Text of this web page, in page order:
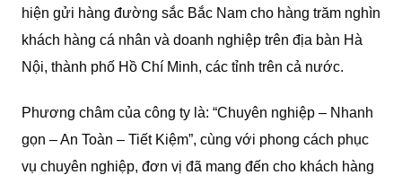
hiện gửi hàng đường sắc Bắc Nam cho hàng trăm nghìn
khách hàng cá nhân và doanh nghiệp trên địa bàn Hà
Nội, thành phố Hồ Chí Minh, các tỉnh trên cả nước.
Phương châm của công ty là: “Chuyên nghiệp – Nhanh
gọn – An Toàn – Tiết Kiệm”, cùng với phong cách phục
vụ chuyên nghiệp, đơn vị đã mang đến cho khách hàng